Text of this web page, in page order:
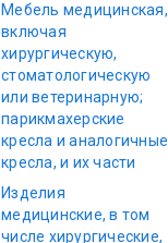
Мебель медицинская,
включая
хирургическую,
стоматологическую
или ветеринарную;
парикмахерские
кресла и аналогичные
кресла, и их части
Изделия
медицинские, в том
числе хирургические,